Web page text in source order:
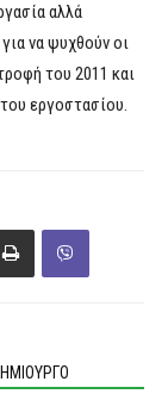
αλλά
να ψυχθούν οι
του 2011 και
εργοστασίου.